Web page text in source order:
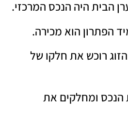
הבית היה הנכס המרכזי.
הפתרון הוא מכירה.
רוכש את חלקו של
הנכס ומחלקים את